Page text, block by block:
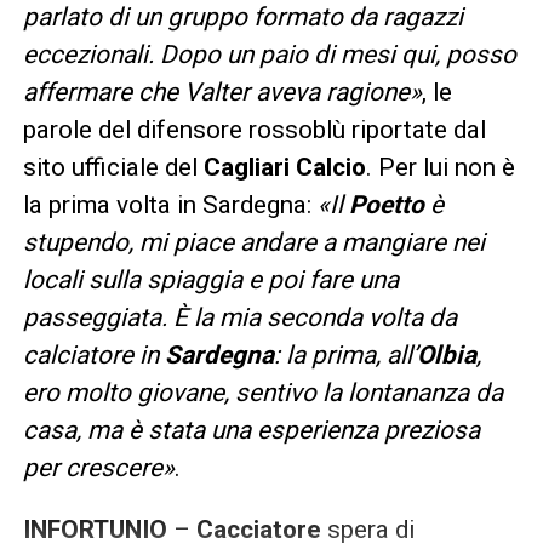
parlato di un gruppo formato da ragazzi
eccezionali. Dopo un paio di mesi qui, posso
affermare che Valter aveva ragione», le
parole del difensore rossoblù riportate dal
sito ufficiale del Cagliari Calcio. Per lui non è
la prima volta in Sardegna: «IlPoettoè
stupendo, mi piace andare a mangiare nei
locali sulla spiaggia e poi fare una
passeggiata. È la mia seconda volta da
calciatore in Sardegna: la prima, all’Olbia,
ero molto giovane, sentivo la lontananza da
casa, ma è stata una esperienza preziosa
per crescere».
INFORTUNIO – Cacciatore spera di